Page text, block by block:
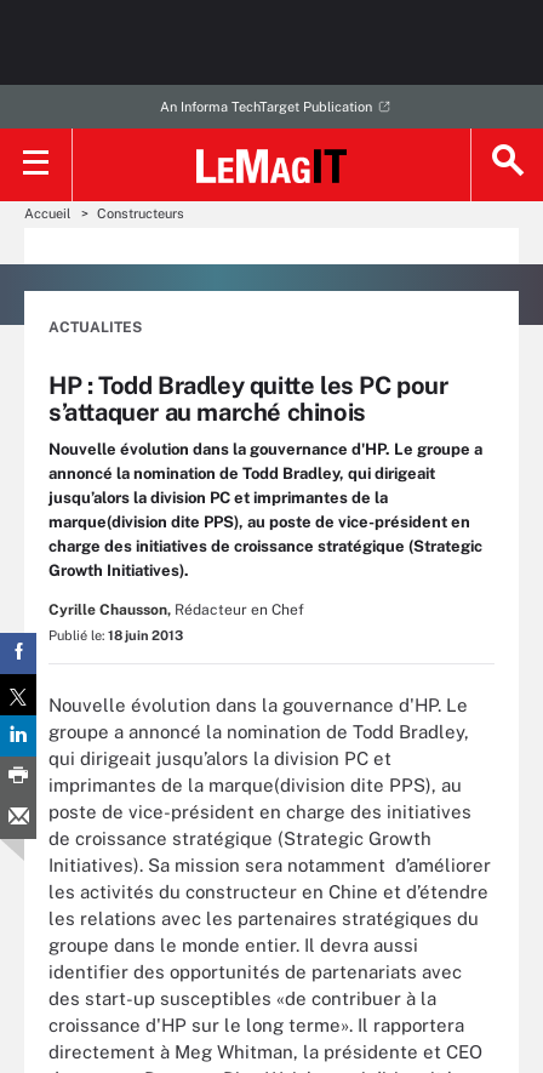
An Informa TechTarget Publication
Accueil Constructeurs
ACTUALITES
HP : Todd Bradley quitte les PC pour
s’attaquer au marché chinois
Nouvelle évolution dans la gouvernance d'HP. Le groupe a
annoncé la nomination de Todd Bradley, qui dirigeait
jusqu’alors la division PC et imprimantes de la
marque(division dite PPS), au poste de vice-président en
charge des initiatives de croissance stratégique (Strategic
Growth Initiatives).
Cyrille Chausson, Rédacteur en Chef
Publié le: 18 juin 2013
Nouvelle évolution dans la gouvernance d'HP. Le
groupe a annoncé la nomination de Todd Bradley,
qui dirigeait jusqu’alors la division PC et
imprimantes de la marque(division dite PPS), au
poste de vice-président en charge des initiatives
de croissance stratégique (Strategic Growth
Initiatives). Sa mission sera notamment d’améliorer
les activités du constructeur en Chine et d’étendre
les relations avec les partenaires stratégiques du
groupe dans le monde entier. Il devra aussi
identifier des opportunités de partenariats avec
des start-up susceptibles «de contribuer à la
croissance d'HP sur le long terme». Il rapportera
directement à Meg Whitman, la présidente et CEO